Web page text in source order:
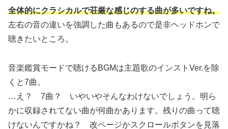
全体的にクラシカルで荘厳な感じのする曲が多いですね。
左右の音の違いを強調した曲もあるので是非ヘッドホンで
聴きたいところ。
音楽鑑賞モードで聴けるBGMは主題歌のインストVer.を除
くと7曲。
…え？ 7曲？ いやいやそんなわけないでしょう。明ら
かに収録されてない曲が何曲かあります。残りの曲って聴
けないんですかね？ 改ページかスクロールボタンを見落